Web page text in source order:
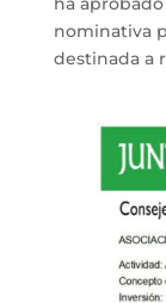
nominativa
destinada a